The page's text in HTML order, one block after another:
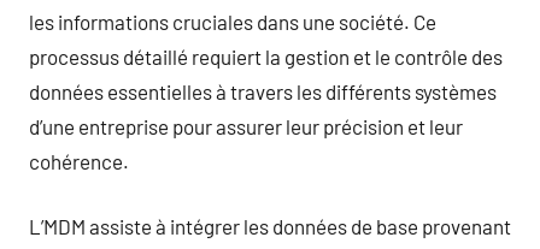
les informations cruciales dans une société. Ce
processus détaillé requiert la gestion et le contrôle des
données essentielles à travers les différents systèmes
d’une entreprise pour assurer leur précision et leur
cohérence.
L’MDM assiste à intégrer les données de base provenant